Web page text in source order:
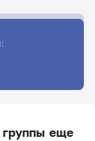
группы еще